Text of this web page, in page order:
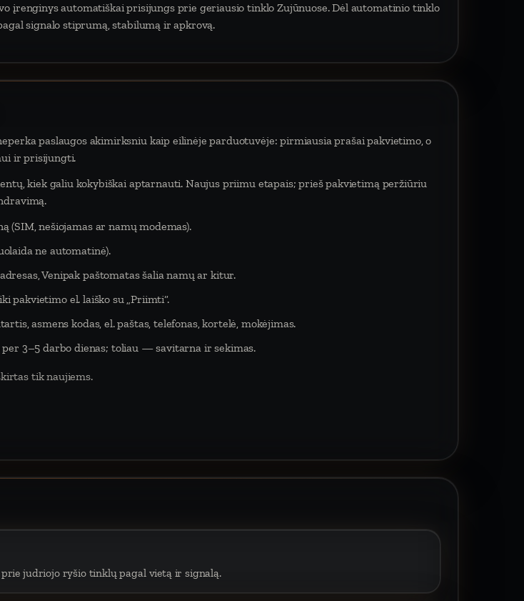
įrenginys automatiškai prisijungs prie geriausio tinklo Zujūnuose. Dėl automatinio tinklo
signalo stiprumą, stabilumą ir apkrovą.
paslaugos akimirksniu kaip eilinėje parduotuvėje: pirmiausia prašai pakvietimo, o
ir prisijungti.
kiek galiu kokybiškai aptarnauti. Naujus priimu etapais; prieš pakvietimą peržiūriu
nešiojamas ar namų modemas).
ne automatinė).
Venipak paštomatas šalia namų ar kitur.
pakvietimo el. laiško su „Priimti“.
asmens kodas, el. paštas, telefonas, kortelė, mokėjimas.
3–5 darbo dienas; toliau — savitarna ir sekimas.
tik naujiems.
judriojo ryšio tinklų pagal vietą ir signalą.